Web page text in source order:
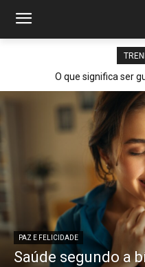
O que significa ser
PAZ E FELICIDADE
Saúde segundo a